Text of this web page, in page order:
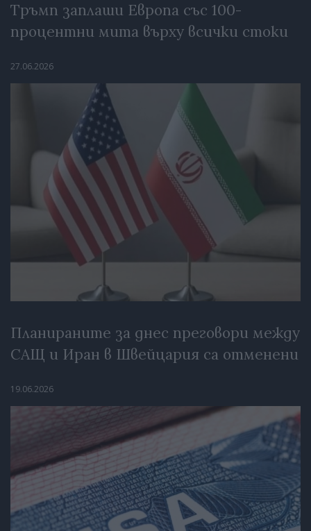
Тръмп заплаши Европа със 100-
процентни мита върху всички стоки
27.06.2026
Планираните за днес преговори между
САЩ и Иран в Швейцария са отменени
19.06.2026